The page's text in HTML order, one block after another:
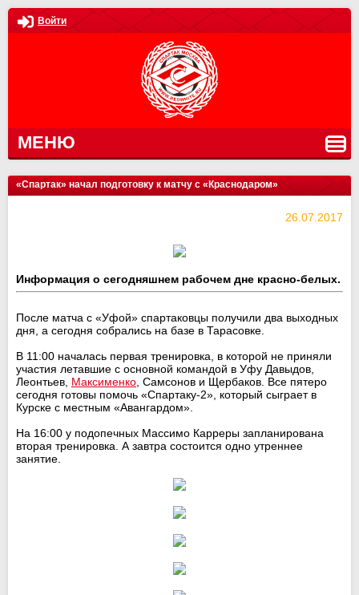
Войти
МЕНЮ
«Спартак» начал подготовку к матчу с «Краснодаром»
26.07.2017
Информация о сегодняшнем рабочем дне красно-белых.
После матча с «Уфой» спартаковцы получили два выходных
дня, а сегодня собрались на базе в Тарасовке.
В 11:00 началась первая тренировка, в которой не приняли
участия летавшие с основной командой в Уфу Давыдов,
Леонтьев, Максименко , Самсонов и Щербаков. Все пятеро
сегодня готовы помочь «Спартаку-2», который сыграет в
Курске с местным «Авангардом».
На 16:00 у подопечных Массимо Карреры запланирована
вторая тренировка. А завтра состоится одно утреннее
занятие.